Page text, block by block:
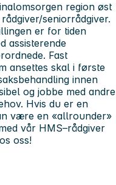
region øst
seniorrådgiver.
er for tiden
assisterende
Fast
ansettes skal i første
innen
og jobbe med andre
Hvis du er en
være en «allrounder»
vår HMS–rådgiver
oss!